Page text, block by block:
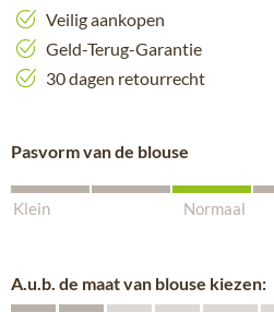
Veilig aankopen
Geld-Terug-Garantie
30 dagen retourrecht
Pasvorm van de blouse
Klein Normaal
A.u.b. de maat van blouse kiezen: